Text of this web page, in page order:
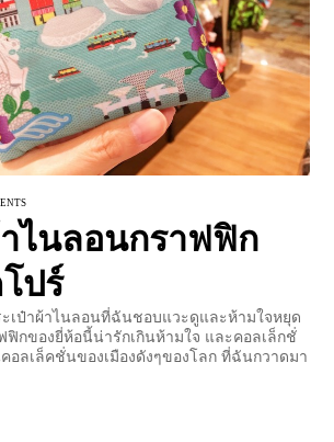
ไนลอนกราฟฟิก
ปร์
เป๋าผ้าไนลอนที่ฉันชอบแวะดูและห้ามใจหยุด
ฟิกของยี่ห้อนี้น่ารักเกินห้ามใจ และคอลเล็กชั่
อลเล็คชั่นของเมืองดังๆของโลก ที่ฉันกวาดมา